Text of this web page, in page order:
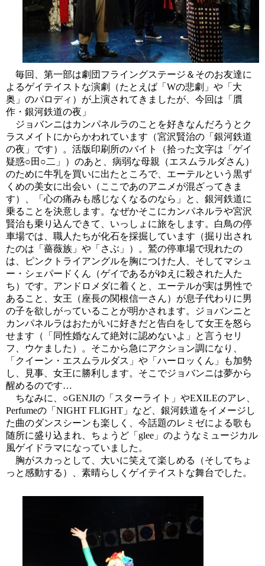
毎回、第一部は劇団フライングステージ＆そのお友達に
よるゲイテイストな演劇（たとえば「Wの悲劇」や「大
奥」のパロディ）が上演されてきましたが、今回は「贋
作・銀河鉄道の夜」
ジョバンニはカンパネルラのことを好きなんだろうとク
ラスメイトにからかわれています（宮沢賢治の「銀河鉄道
の夜」です）。活版印刷所のバイト（拾った文字は「ゲイ
疑惑○田○二」）のあと、病弱な母親（エスムラルダさん）
のために牛乳を買いに出たところで、エーテルという黒ず
くめの美女に出会い（ここであのアニメが混ざってきま
す）、「心の痛みも感じなくなるのなら」と、銀河鉄道に
乗ることを決意します。なぜかそこにカンパネルラや宮沢
賢治も乗り込んできて、いっしょに旅をします。白鳥の停
車場では、職人たちが化石を採掘しています（掘り出され
たのは「薔薇族」や「さぶ」）。鷲の停車場で現れたの
は、ピンクトライアングルを胸につけた人、そしてマシュ
ー・シェパードくん（ゲイであるがゆえに殺された人た
ち）です。アンドロメダに着くと、エーテルが実は男性で
あること、女王（座長の関根信一さん）が息子代わりに男
の子を欲しがっていることが明かされます。ジョバンニと
カンパネルラはおたがいに好きだと告白をして女王を怒ら
せます（「同性婚なんて絶対に認めないよ」と言うセリ
フ、ウケました）。そこから急にアクション調になり、
「クイーン・エスムラルダス」や「ハーロッくん」も加勢
し、見事、女王に勝利します。そこでジョバンニは夢から
醒めるのです…
ちなみに、○GENJIの「スターライト」やEXILEのアレ、
Perfumeの「NIGHT FLIGHT」など、銀河鉄道をイメージし
た曲のダンスシーンも楽しく、今話題のレミゼによる歌も
随所に盛り込まれ、ちょうど「glee」のようなミュージカル
風ゲイドラマになっていました。
胸がスカっとして、大いに笑えて楽しめる（そしてちょ
っと感動する）、素晴らしくゲイテイストな舞台でした。